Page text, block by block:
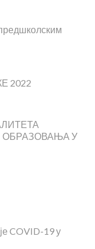
2022
У
COVID-19 у